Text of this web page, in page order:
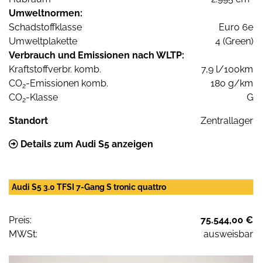
Umweltnormen:
Schadstoffklasse
Euro 6e
Umweltplakette
4 (Green)
Verbrauch und Emissionen nach WLTP:
Kraftstoffverbr. komb.
7,9 l/100km
CO2-Emissionen komb.
180 g/km
CO2-Klasse G
Standort Zentrallager
Details zum Audi S5 anzeigen
Audi S5 3.0 TFSI 7-Gang S tronic quattro
Preis:
75.544,00 €
MWSt:
ausweisbar